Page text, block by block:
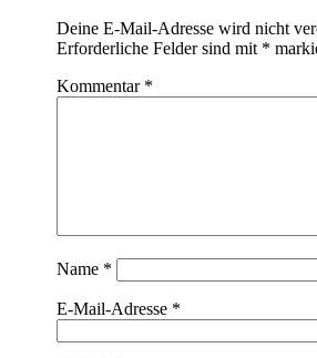
Deine E-Mail-Adresse wird nicht
Erforderliche Felder sind mit *
Kommentar *
Name *
E-Mail-Adresse *